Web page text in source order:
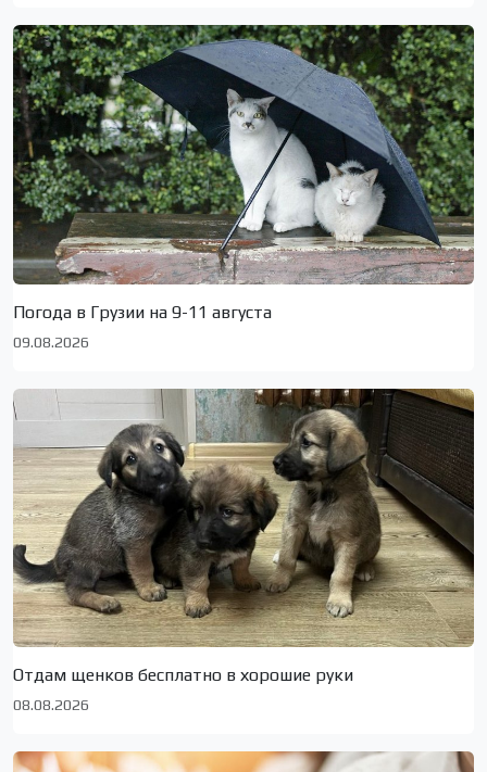
Погода в Грузии на 9-11 августа
09.08.2026
Отдам щенков бесплатно в хорошие руки
08.08.2026